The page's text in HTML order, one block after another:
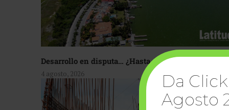
Desarrollo en disputa… ¿Hasta dónde crecer?
4 agosto, 2026
Da
Agosto